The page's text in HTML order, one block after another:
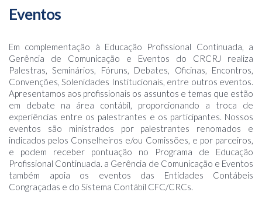
Eventos
Em complementação à Educação Profissional Continuada, a
Gerência de Comunicação e Eventos do CRCRJ realiza
Palestras, Seminários, Fóruns, Debates, Oficinas, Encontros,
Convenções, Solenidades Institucionais, entre outros eventos.
Apresentamos aos profissionais os assuntos e temas que estão
em debate na área contábil, proporcionando a troca de
experiências entre os palestrantes e os participantes. Nossos
eventos são ministrados por palestrantes renomados e
indicados pelos Conselheiros e/ou Comissões, e por parceiros,
e podem receber pontuação no Programa de Educação
Profissional Continuada. a Gerência de Comunicação e Eventos
também apoia os eventos das Entidades Contábeis
Congraçadas e do Sistema Contábil CFC/CRCs.